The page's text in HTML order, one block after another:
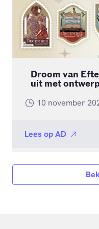
Droom van
uit met
10 november
Lees opAD